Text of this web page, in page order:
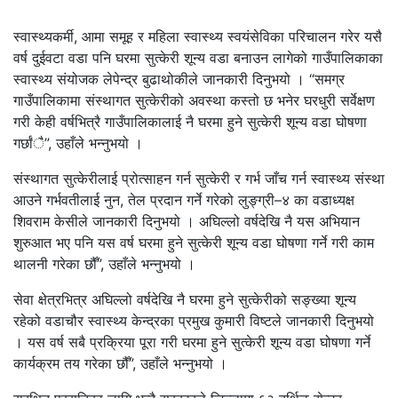
स्वास्थ्यकर्मी, आमा समूह र महिला स्वास्थ्य स्वयंसेविका परिचालन गरेर यसै
वर्ष दुईवटा वडा पनि घरमा सुत्केरी शून्य वडा बनाउन लागेको गाउँपालिकाका
स्वास्थ्य संयोजक लेपेन्द्र बुढाथोकीले जानकारी दिनुभयो । “समग्र
गाउँपालिकामा संस्थागत सुत्केरीको अवस्था कस्तो छ भनेर घरधुरी सर्वेक्षण
गरी केही वर्षभित्रै गाउँपालिकालाई नै घरमा हुने सुत्केरी शून्य वडा घोषणा
गर्छांै”, उहाँले भन्नुभयो ।
संस्थागत सुत्केरीलाई प्रोत्साहन गर्न सुत्केरी र गर्भ जाँच गर्न स्वास्थ्य संस्था
आउने गर्भवतीलाई नुन, तेल प्रदान गर्ने गरेको लुङ्ग्री–४ का वडाध्यक्ष
शिवराम केसीले जानकारी दिनुभयो । अघिल्लो वर्षदेखि नै यस अभियान
शुरुआत भए पनि यस वर्ष घरमा हुने सुत्केरी शून्य वडा घोषणा गर्ने गरी काम
थालनी गरेका छौँ”, उहाँले भन्नुभयो ।
सेवा क्षेत्रभित्र अघिल्लो वर्षदेखि नै घरमा हुने सुत्केरीको सङ्ख्या शून्य
रहेको वडाचौर स्वास्थ्य केन्द्रका प्रमुख कुमारी विष्टले जानकारी दिनुभयो
। यस वर्ष सबै प्रक्रिया पूरा गरी घरमा हुने सुत्केरी शून्य वडा घोषणा गर्ने
कार्यक्रम तय गरेका छौँ”, उहाँले भन्नुभयो ।